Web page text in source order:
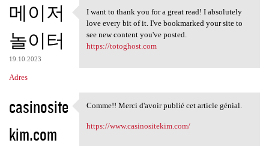
메이저
놀이터
19.10.2023
Adres
I want to thank you for a
I want to thank you for a great read! I absolutely
love every bit of it. I've bookmarked your site to
see new content you've posted.
https://totoghost.com
casinosite
kim.com
Comme!! Merci d'avoir publié
Comme!! Merci d'avoir publié cet article génial.
https://www.casinositekim.com/